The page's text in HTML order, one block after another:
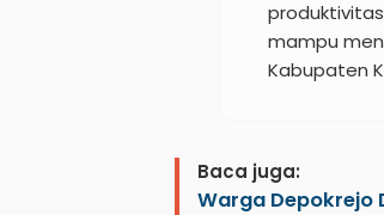
mampu
Kabupaten
Baca juga:
Warga Depokrejo